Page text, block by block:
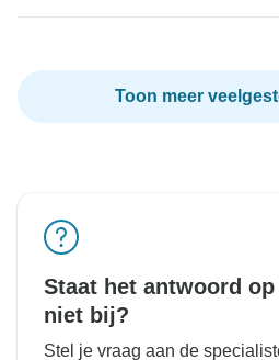
Toon meer
Staat het antwoord
niet bij?
Stel je vraag aan de